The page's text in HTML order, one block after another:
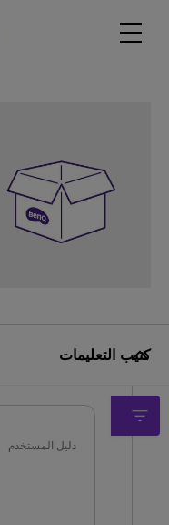
كتيب التعليمات
دليل المستخدم